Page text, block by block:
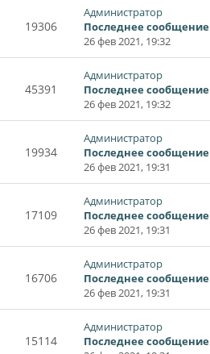
19306
Администратор
Последнее сообщение
26 фев 2021, 19:32
45391
Администратор
Последнее сообщение
26 фев 2021, 19:32
19934
Администратор
Последнее сообщение
26 фев 2021, 19:31
17109
Администратор
Последнее сообщение
26 фев 2021, 19:31
16706
Администратор
Последнее сообщение
26 фев 2021, 19:31
15114
Администратор
Последнее сообщение